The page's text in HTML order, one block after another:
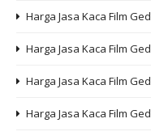
Harga Jasa Kaca Film
Harga Jasa Kaca Film
Harga Jasa Kaca Film
Harga Jasa Kaca Film